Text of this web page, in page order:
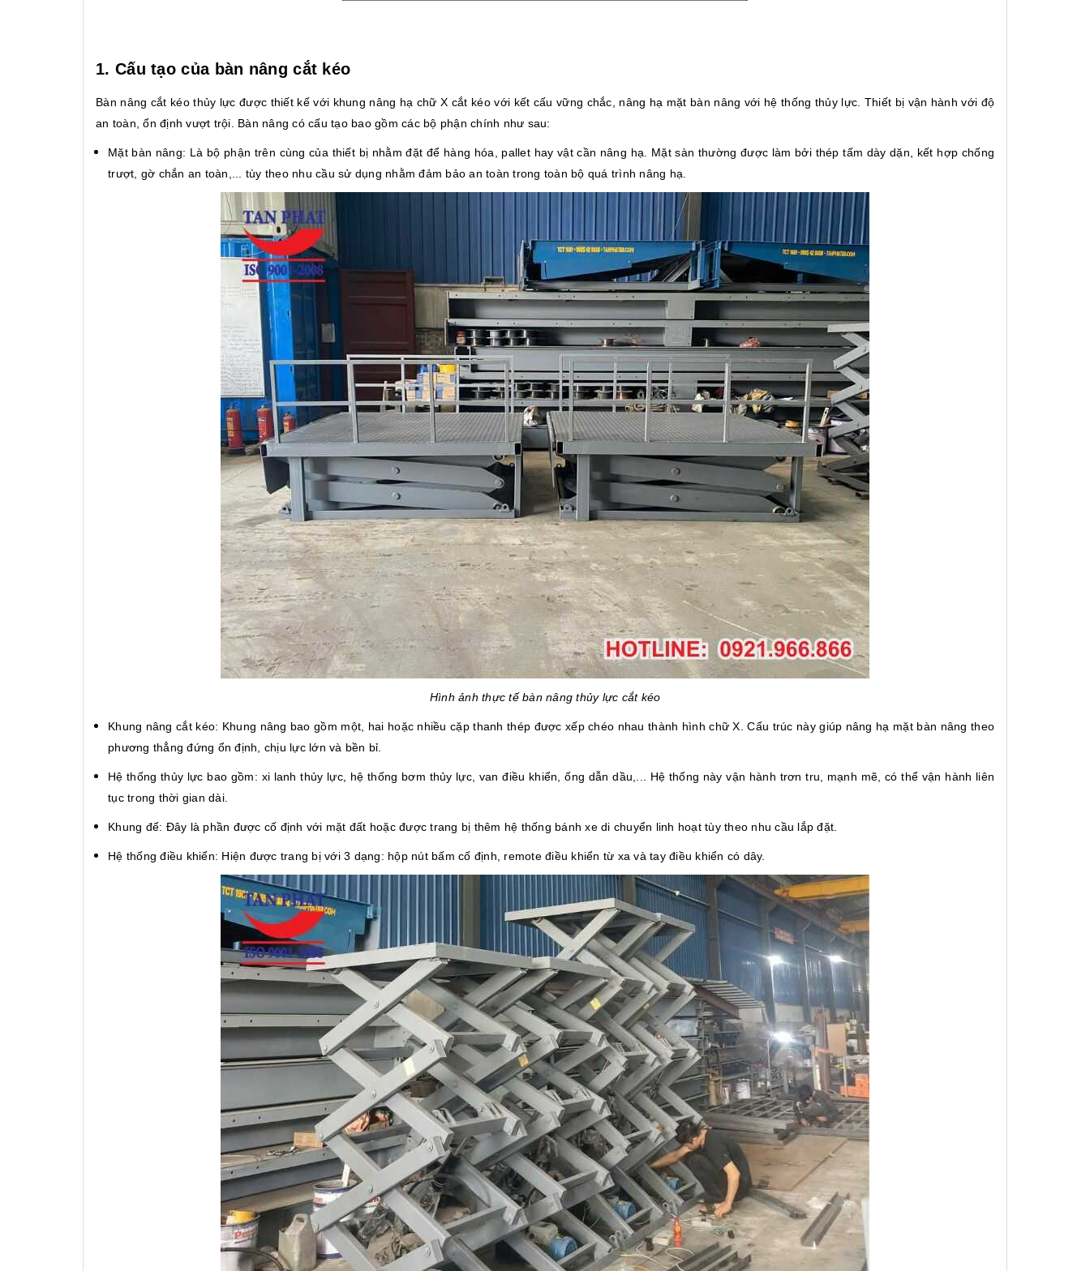
1. Cấu tạo của bàn nâng cắt kéo
Bàn nâng cắt kéo thủy lực được thiết kế với khung nâng hạ chữ X cắt kéo với kết cấu vững chắc, nâng hạ mặt bàn nâng với hệ thống thủy lực. Thiết bị vận hành với độ
an toàn, ổn định vượt trội. Bàn nâng có cấu tạo bao gồm các bộ phận chính như sau:
Mặt bàn nâng: Là bộ phận trên cùng của thiết bị nhằm đặt để hàng hóa, pallet hay vật cần nâng hạ. Mặt sàn thường được làm bởi thép tấm dày dặn, kết hợp chống
trượt, gờ chắn an toàn,... tùy theo nhu cầu sử dụng nhằm đảm bảo an toàn trong toàn bộ quá trình nâng hạ.
Hình ảnh thực tế bàn nâng thủy lực cắt kéo
Khung nâng cắt kéo: Khung nâng bao gồm một, hai hoặc nhiều cặp thanh thép được xếp chéo nhau thành hình chữ X. Cấu trúc này giúp nâng hạ mặt bàn nâng theo
phương thẳng đứng ổn định, chịu lực lớn và bền bỉ.
Hệ thống thủy lực bao gồm: xi lanh thủy lực, hệ thống bơm thủy lực, van điều khiển, ống dẫn dầu,... Hệ thống này vận hành trơn tru, mạnh mẽ, có thể vận hành liên
tục trong thời gian dài.
Khung đế: Đây là phần được cố định với mặt đất hoặc được trang bị thêm hệ thống bánh xe di chuyển linh hoạt tùy theo nhu cầu lắp đặt.
Hệ thống điều khiển: Hiện được trang bị với 3 dạng: hộp nút bấm cố định, remote điều khiển từ xa và tay điều khiển có dây.